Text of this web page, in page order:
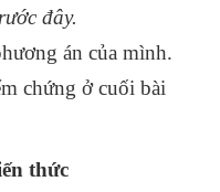
đây.
án của mình.
chứng ở cuối bài
thức